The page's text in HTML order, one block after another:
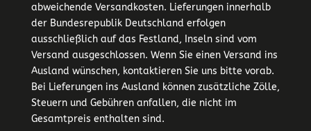
abweichende Versandkosten. Lieferungen innerhalb
der Bundesrepublik Deutschland erfolgen
ausschließlich auf das Festland, Inseln sind vom
Versand ausgeschlossen. Wenn Sie einen Versand ins
Ausland wünschen, kontaktieren Sie uns bitte vorab.
Bei Lieferungen ins Ausland können zusätzliche Zölle,
Steuern und Gebühren anfallen, die nicht im
Gesamtpreis enthalten sind.